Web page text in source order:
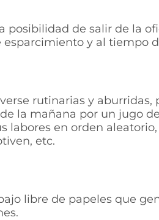
posibilidad de salir de la
y al tiempo
rutinarias y
la mañana por un jugo
labores en orden
etc.
libre de papeles que